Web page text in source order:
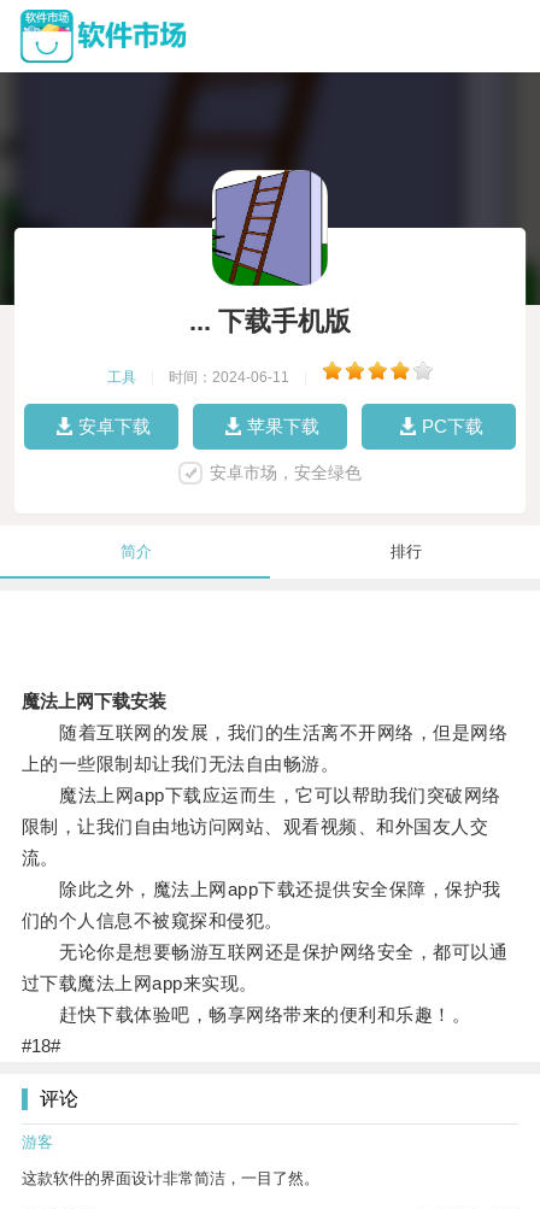
... 下载手机版
工具 时间：2024-06-11
安卓下载 苹果下载 PC下载
安卓市场，安全绿色
简介 排行
魔法上网下载安装
随着互联网的发展，我们的生活离不开网络，但是网络
上的一些限制却让我们无法自由畅游。
魔法上网app下载应运而生，它可以帮助我们突破网络
限制，让我们自由地访问网站、观看视频、和外国友人交
流。
除此之外，魔法上网app下载还提供安全保障，保护我
们的个人信息不被窥探和侵犯。
无论你是想要畅游互联网还是保护网络安全，都可以通
过下载魔法上网app来实现。
赶快下载体验吧，畅享网络带来的便利和乐趣！。
#18#
评论
游客
这款软件的界面设计非常简洁，一目了然。